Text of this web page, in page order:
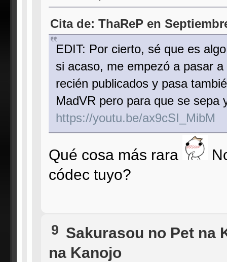
Cita de: ThaReP en
EDIT: Por cierto, sé que es
si acaso, me empezó a pasar
recién publicados y pasa
MadVR pero para que se sepa
https://youtu.be/ax9cSI_MibM
Qué cosa más rara
códec tuyo?
9 Sakurasou no Pet na
na Kanojo